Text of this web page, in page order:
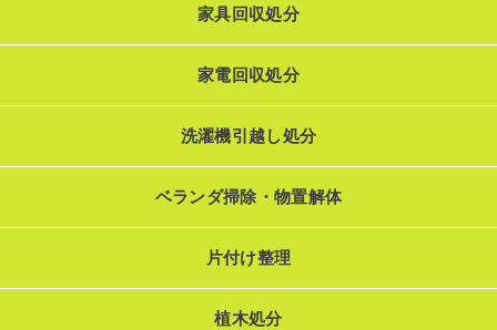
家具回収処分
家電回収処分
洗濯機引越し処分
ベランダ掃除・物置解体
片付け整理
植木処分